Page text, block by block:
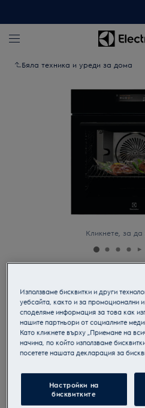
Бяла техника и уреди за дома
Кликнете, за да
Парова фурна
Продуктов информационен лист
Инструкциите за безопасност
безопасност съгласно
изброени в глава 1 и 2 на
Използваме бисквитки и други
уебсайта, както и за промоционални
споделяме информация за това как
нашите партньори от социалните
Като кликнете върху „Приемане на
начина, по който използваме
посетете нашата декларация за
Настройки на
бисквитките